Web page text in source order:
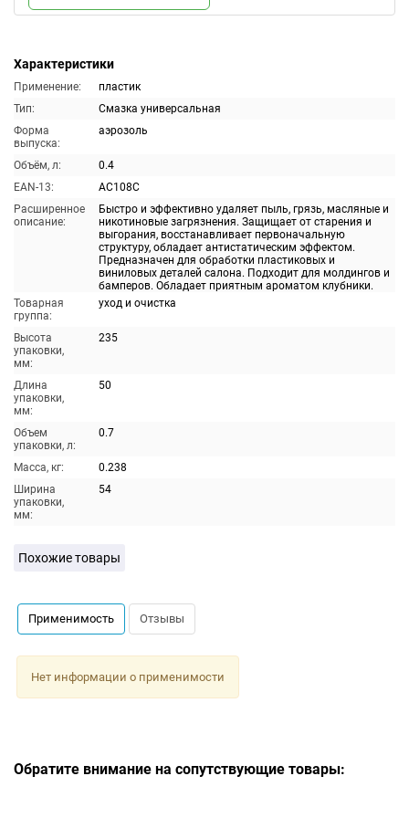
Характеристики
Применение:
пластик
Тип:
Смазка универсальная
Форма
выпуска:
аэрозоль
Объём, л:
0.4
EAN-13:
AC108C
Расширенное
описание:
Быстро и эффективно удаляет пыль, грязь, масляные и
никотиновые загрязнения. Защищает от старения и
выгорания, восстанавливает первоначальную
структуру, обладает антистатическим эффектом.
Предназначен для обработки пластиковых и
виниловых деталей салона. Подходит для молдингов и
бамперов. Обладает приятным ароматом клубники.
Товарная
группа:
уход и очистка
Высота
упаковки,
мм:
235
Длина
упаковки,
мм:
50
Объем
упаковки, л:
0.7
Масса, кг:
0.238
Ширина
упаковки,
мм:
54
Похожие товары
Применимость Отзывы
Нет информации о применимости
Обратите внимание на сопутствующие товары: